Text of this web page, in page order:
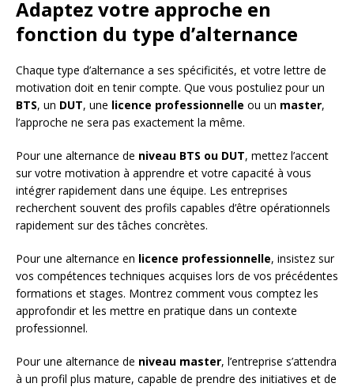
Adaptez votre approche en
fonction du type d’alternance
Chaque type d’alternance a ses spécificités, et votre lettre de
motivation doit en tenir compte. Que vous postuliez pour un
BTS, un DUT, une licence professionnelle ou un master,
l’approche ne sera pas exactement la même.
Pour une alternance de niveau BTS ou DUT, mettez l’accent
sur votre motivation à apprendre et votre capacité à vous
intégrer rapidement dans une équipe. Les entreprises
recherchent souvent des profils capables d’être opérationnels
rapidement sur des tâches concrètes.
Pour une alternance en licence professionnelle, insistez sur
vos compétences techniques acquises lors de vos précédentes
formations et stages. Montrez comment vous comptez les
approfondir et les mettre en pratique dans un contexte
professionnel.
Pour une alternance de niveau master, l’entreprise s’attendra
à un profil plus mature, capable de prendre des initiatives et de